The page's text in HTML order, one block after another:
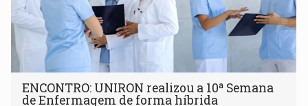
ENCONTRO: UNIRON realizou a 10ª Semana
de Enfermagem de forma híbrida